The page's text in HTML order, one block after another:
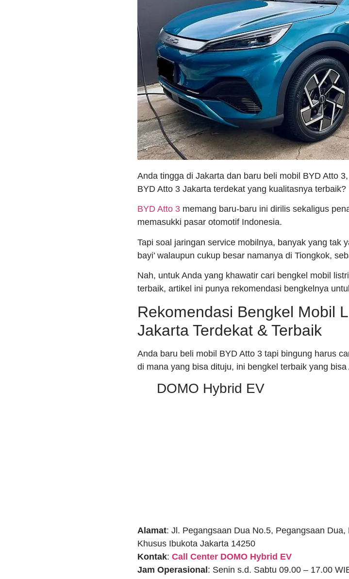
Anda tingga di Jakarta dan baru beli mobil BYD Atto
BYD Atto 3 Jakarta terdekat yang kualitasnya terbaik?
BYD Atto 3 memang baru-baru ini dirilis sekaligus
memasukki pasar otomotif Indonesia.
Tapi soal jaringan service mobilnya, banyak yang tak
bayi’ walaupun cukup besar namanya di Tiongkok,
Nah, untuk Anda yang khawatir cari bengkel mobil
terbaik, artikel ini punya rekomendasi bengkelnya
Rekomendasi Bengkel Mobil
Jakarta Terdekat & Terbaik
Anda baru beli mobil BYD Atto 3 tapi bingung harus
di mana yang bisa dituju, ini bengkel terbaik yang
DOMO Hybrid EV
Alamat: Jl. Pegangsaan Dua No.5, Pegangsaan
Khusus Ibukota Jakarta 14250
Kontak: Call Center DOMO Hybrid EV
Jam Operasional : Senin s.d. Sabtu 09.00 – 17.00